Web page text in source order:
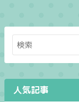
人気記事